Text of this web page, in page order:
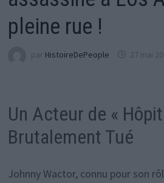
pleine rue !
par HistoireDePeople 27 mai
Un Acteur de «
Brutalement Tué
Johnny Wactor, connu pour son